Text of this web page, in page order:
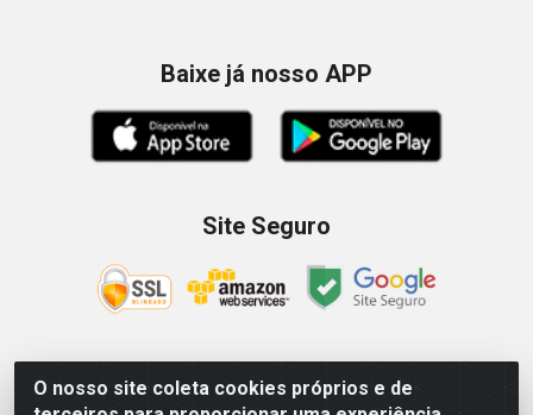
O nosso site coleta cookies próprios e de
Baixe já nosso APP
Site Seguro
Zein Importação e Comércio LTDA - Av. Senador Queiróz, 274